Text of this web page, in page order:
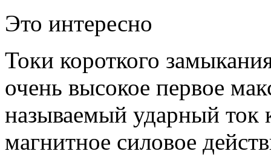
Это интересно
Токи короткого
очень высокое первое
называемый ударный ток
магнитное силовое